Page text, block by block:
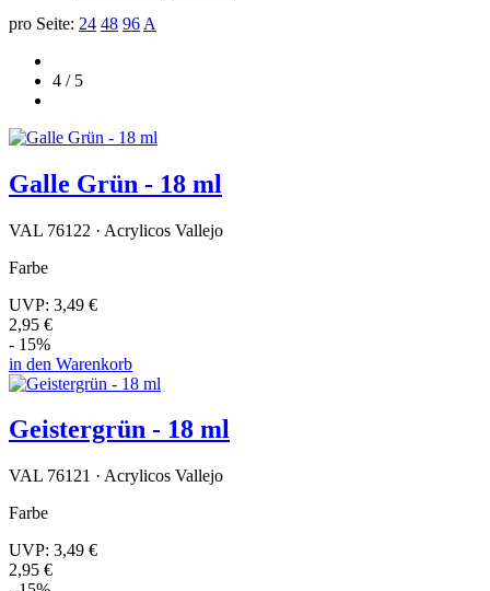
pro Seite: 24 48 96 A
4 / 5
Galle Grün - 18 ml
VAL 76122 · Acrylicos Vallejo
Farbe
UVP: 3,49 €
2,95 €
- 15%
in den Warenkorb
Geistergrün - 18 ml
VAL 76121 · Acrylicos Vallejo
Farbe
UVP: 3,49 €
2,95 €